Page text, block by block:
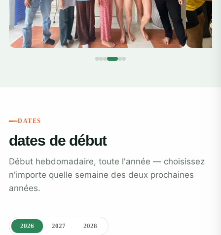
DATES
dates de début
Début hebdomadaire, toute l'année — choisissez
n'importe quelle semaine des deux prochaines
années.
2026 2027
2028